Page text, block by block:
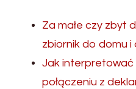
Za małe czy zbyt
zbiornik do domu i
Jak interpretować
połączeniu z